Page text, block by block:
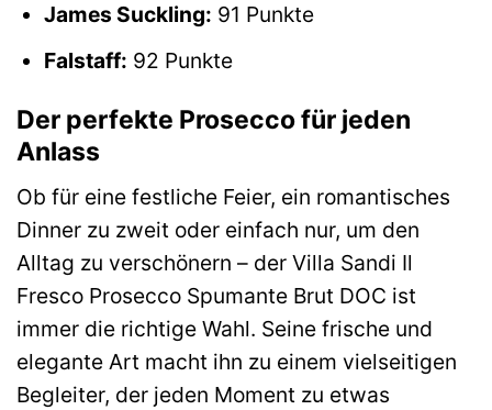
James Suckling: 91 Punkte
Falstaff: 92 Punkte
Der perfekte Prosecco für jeden
Anlass
Ob für eine festliche Feier, ein romantisches
Dinner zu zweit oder einfach nur, um den
Alltag zu verschönern – der Villa Sandi Il
Fresco Prosecco Spumante Brut DOC ist
immer die richtige Wahl. Seine frische und
elegante Art macht ihn zu einem vielseitigen
Begleiter, der jeden Moment zu etwas